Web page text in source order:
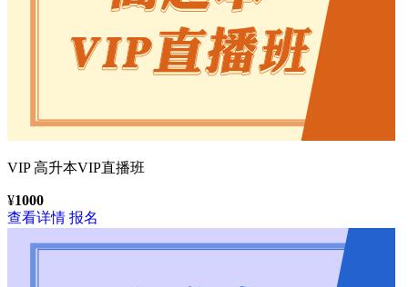
VIP高升本VIP直播班
¥1000
查看详情 报名